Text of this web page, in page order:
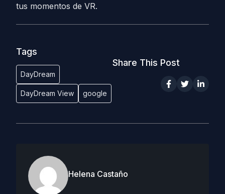
tus momentos de VR.
Tags
DayDream
DayDream View google
Share This Post
Helena Castaño